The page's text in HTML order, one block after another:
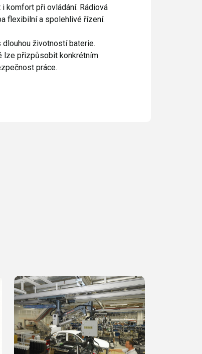
komfort při ovládání. Rádiová
flexibilní a spolehlivé řízení.
dlouhou životností baterie.
lze přizpůsobit konkrétním
práce.